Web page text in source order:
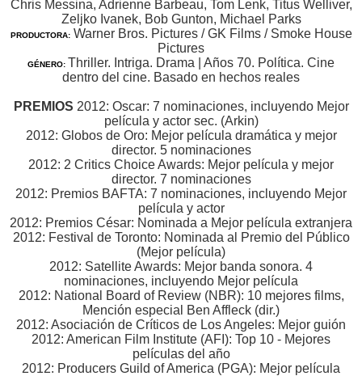
Chris Messina, Adrienne Barbeau, Tom Lenk, Titus Welliver,
Zeljko Ivanek, Bob Gunton, Michael Parks
PRODUCTORA:Warner Bros. Pictures / GK Films / Smoke House
Pictures
GÉNERO: Thriller. Intriga. Drama | Años 70. Política. Cine
dentro del cine. Basado en hechos reales
PREMIOS 2012: Oscar: 7 nominaciones, incluyendo Mejor
película y actor sec. (Arkin)
2012: Globos de Oro: Mejor película dramática y mejor
director. 5 nominaciones
2012: 2 Critics Choice Awards: Mejor película y mejor
director. 7 nominaciones
2012: Premios BAFTA: 7 nominaciones, incluyendo Mejor
película y actor
2012: Premios César: Nominada a Mejor película extranjera
2012: Festival de Toronto: Nominada al Premio del Público
(Mejor película)
2012: Satellite Awards: Mejor banda sonora. 4
nominaciones, incluyendo Mejor película
2012: National Board of Review (NBR): 10 mejores films,
Mención especial Ben Affleck (dir.)
2012: Asociación de Críticos de Los Angeles: Mejor guión
2012: American Film Institute (AFI): Top 10 - Mejores
películas del año
2012: Producers Guild of America (PGA): Mejor película